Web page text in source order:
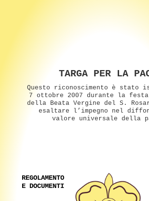
TARGA PER LA
Questo riconoscimento è
7 ottobre 2007 durante la
della Beata Vergine del S.
esaltare l’impegno nel
valore universale della
REGOLAMENTO
E DOCUMENTI